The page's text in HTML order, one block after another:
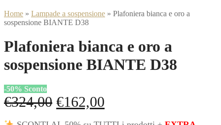
Home » Lampade a sospensione » Plafoniera bianca e oro a
sospensione BIANTE D38
Plafoniera bianca e oro a
sospensione BIANTE D38
-50% Sconto
€324,00 Il
prezzo
€162,00
prezzo